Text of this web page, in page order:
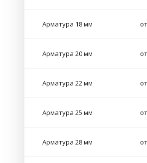
Арматура 18 мм
Арматура 20 мм
Арматура 22 мм
Арматура 25 мм
Арматура 28 мм